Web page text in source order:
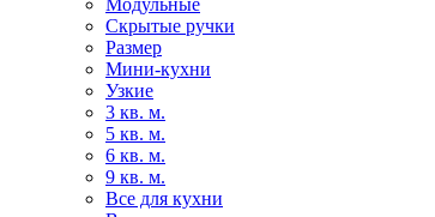
Скрытые ручки
Размер
Мини-кухни
Узкие
3 кв. м.
5 кв. м.
6 кв. м.
9 кв. м.
Все для кухни